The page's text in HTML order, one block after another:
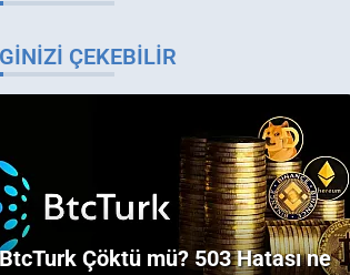
ÇEKEBILIR
BtcTurk Çöktü mü? 503 Hatası ne